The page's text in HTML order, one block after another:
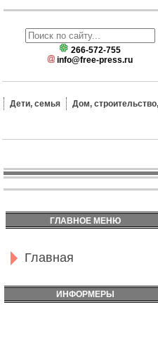
266-572-755
info@free-press.ru
Дети, семья Дом,
ГЛАВНОЕ МЕНЮ
Главная
ИНФОРМЕРЫ